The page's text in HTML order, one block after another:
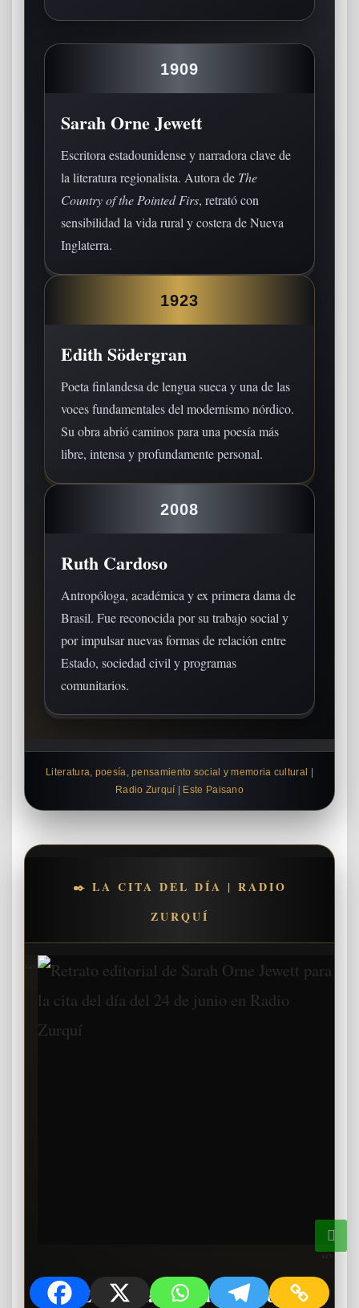
1909
Sarah Orne Jewett
Escritora estadounidense y narradora clave de
la literatura regionalista. Autora de The
Country of the Pointed Firs, retrató con
sensibilidad la vida rural y costera de Nueva
Inglaterra.
1923
Edith Södergran
Poeta finlandesa de lengua sueca y una de las
voces fundamentales del modernismo nórdico.
Su obra abrió caminos para una poesía más
libre, intensa y profundamente personal.
2008
Ruth Cardoso
Antropóloga, académica y ex primera dama de
Brasil. Fue reconocida por su trabajo social y
por impulsar nuevas formas de relación entre
Estado, sociedad civil y programas
comunitarios.
Literatura, poesía, pensamiento social y memoria cultural |
Radio Zurquí | Este Paisano
✒️ LA CITA DEL DÍA | RADIO
ZURQUÍ
“En la vida de cada uno de
“`